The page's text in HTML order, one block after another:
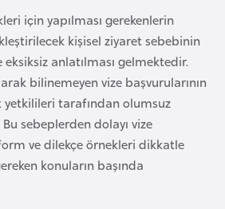
için yapılması gerekenlerin
kişisel ziyaret sebebinin
anlatılması gelmektedir.
bilinemeyen vize başvurularının
yetkilileri tarafından olumsuz
sebeplerden dolayı vize
ve dilekçe örnekleri dikkatle
konuların başında